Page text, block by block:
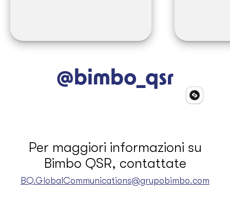
@bimbo_qsr
Per maggiori informazioni su
Bimbo QSR, contattate
BQ.GlobalCommunications@grupobimbo.com